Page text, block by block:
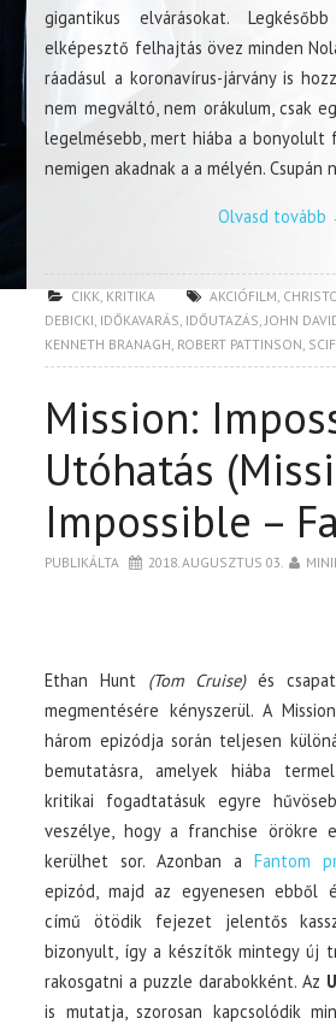
gigantikus elvárásokat. Legkésőbb
elképesztő felhajtás övez minden
ráadásul a koronavírus-járvány is
nem megváltó, nem orákulum, csak
legelmésebb, mert hiába a bonyolult
nemigen akadnak a a mélyén. Csupán
Olvasd tovább
CIKK, KRITIKA AKCIÓFILM
DEBICKI IDŐKAVARÁS IDŐUTAZÁS JOHN
KENNETH BRANAGH ROBERT PATTINSON
Mission:
Utóhatás
Impossible –
PUBLIKÁLTA 2018. AUGUSZTUS 03.
Ethan Hunt (Tom Cruise)és
megmentésére kényszerül. A
három epizódja során teljesen
bemutatásra, amelyek hiába
kritikai fogadtatásuk egyre
veszélye, hogy a franchise örökre
kerülhet sor. Azonban a Fantom
epizód, majd az egyenesen ebből
című ötödik fejezet jelentős
bizonyult, így a készítők mintegy új
rakosgatni a puzzle darabokként. Az
is mutatja, szorosan kapcsolódik